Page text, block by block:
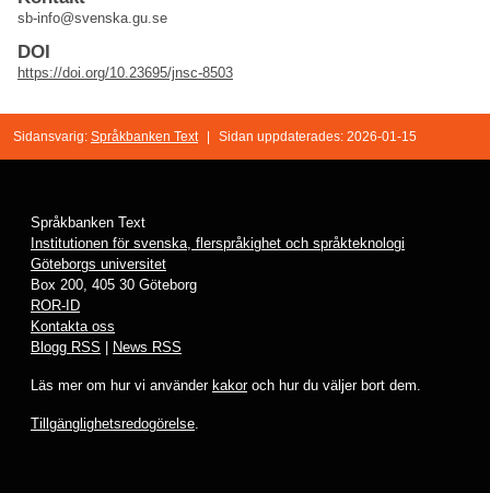
sb-info@svenska.gu.se
DOI
https://doi.org/10.23695/jnsc-8503
Sidansvarig: Språkbanken Text Sidan uppdaterades: 2026-01-15
Språkbanken Text
Institutionen för svenska, flerspråkighet och språkteknologi
Göteborgs universitet
Box 200, 405 30 Göteborg
ROR-ID
Kontakta oss
Blogg RSS
News RSS
Läs mer om hur vi använder kakoroch hur du väljer bort dem.
Tillgänglighetsredogörelse.